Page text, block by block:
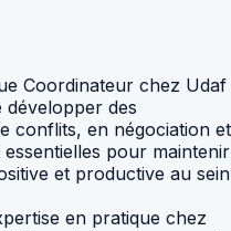
Coordinateur chez Udaf
développer des
conflits, en négociation et
pour maintenir
et productive au sein
en pratique chez